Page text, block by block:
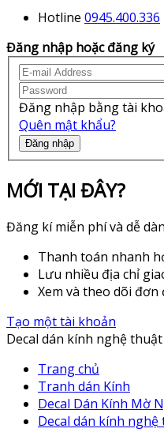
Hotline 0945.400.336
Đăng nhập hoặc đăng ký
Đăng nhập bằng tài
Quên mật khẩu?
Đăng nhập
MỚI TẠI ĐÂY?
Đăng kí miễn phí và dễ
Thanh toán nhanh
Lưu nhiều địa chỉ
Xem và theo dõi
Tạo một tài khoản
Decal dán kính nghệ
Trang chủ
Tranh dán Kính
Decal Dán Kính Mờ
Decal dán kính